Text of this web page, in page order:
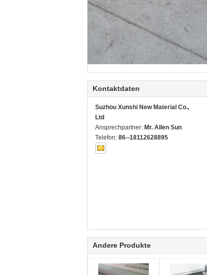
Kontaktdaten
Suzhou Xunshi New Material Co.,
Ltd
Ansprechpartner: Mr. Allen Sun
Telefon: 86--18112628895
Andere Produkte